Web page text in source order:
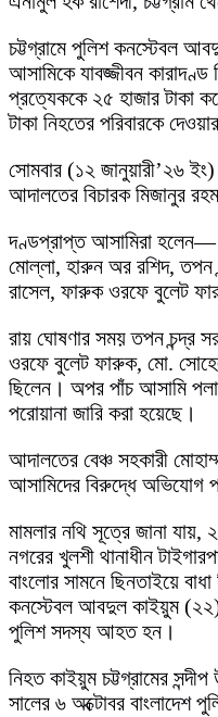
চট্টগ্রামে পুলিশ কনস্টেবল
আসামিকে যাবজ্জীবন
প্রত্যেককে ২৫ হাজার টাকা
টাকা নিহতের পরিবারকে
সোমবার (১২ জানুয়ারী’২৬ ইং)
আদালতের বিচারক মিজানুর
দণ্ডপ্রাপ্ত আসামিরা
মোল্লা, হারুন অর রশিদ, তপন
রাসেল, ফারুক ওরফে বুলেট
রায় ঘোষণার সময় তপন চন্দ্র
ওরফে বুলেট ফারুক, মো.
ছিলেন। অপর পাঁচ আসামি
পরোয়ানা জারি করা হয়েছে।
আদালতের বেঞ্চ সহকারী
আসামিদের বিরুদ্ধে অভিযোগ
মামলার নথি সূত্রে জানা যায়,
নগরের খুলশী থানাধীন
বাংলোর সামনে ছিনতাইয়ে
কনস্টেবল আবদুল কাইয়ুম
পুলিশ সদস্য আহত হন।
নিহত কাইয়ুম চট্টগ্রামের
সালের ৬ অক্টোবর বাংলাদেশ